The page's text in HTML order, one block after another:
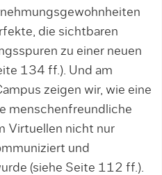
die sichtbaren
zu einer neuen
134 ff.). Und am
zeigen wir, wie eine
menschenfreundliche
Virtuellen nicht nur
und
(siehe Seite 112 ff.).